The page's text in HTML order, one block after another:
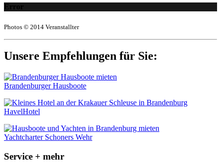
Error
Photos © 2014 Veranstallter
Unsere Empfehlungen für Sie:
Brandenburger Hausboote
HavelHotel
Yachtcharter Schoners Wehr
Service + mehr